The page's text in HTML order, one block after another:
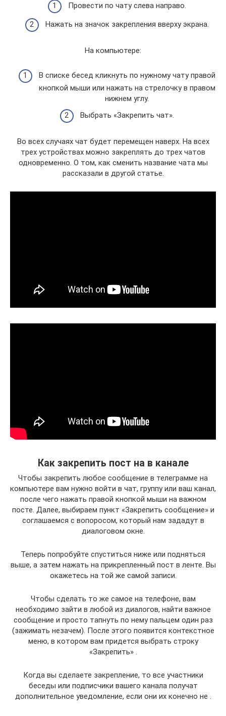
Провести по чату слева направо.
Нажать на значок закрепления вверху экрана.
На компьютере:
В списке бесед кликнуть по нужному чату правой
кнопкой мыши или нажать на стрелочку в правом
нижнем углу.
Выбрать «Закрепить чат».
Во всех случаях чат будет перемещен наверх. На всех
трех устройствах можно закреплять до трех чатов
одновременно. О том, как сменить название чата мы
рассказали в другой статье.
Как закрепить пост на в канале
Чтобы закрепить любое сообщение в телеграмме на
компьютере вам нужно войти в чат, группу или ваш канал,
после чего нажать правой кнопкой мыши на важном
посте. Далее, выбираем пункт «Закрепить сообщение» и
соглашаемся с вопоросом, который нам зададут в
диалоговом окне.
Теперь попробуйте спуститься ниже или подняться
выше, а затем нажать на прикрепленный пост в ленте. Вы
окажетесь на той же самой записи.
Чтобы сделать то же самое на телефоне, вам
необходимо зайти в любой из диалогов, найти важное
сообщение и просто тапнуть по нему пальцем один раз
(зажимать незачем). После этого появится контекстное
меню, в котором вам придется выбрать строку
«Закрепить» .
Когда вы сделаете закрепление, то все участники
беседы или подписчики вашего канала получат
дополнительное уведомление, если они их конечно не .